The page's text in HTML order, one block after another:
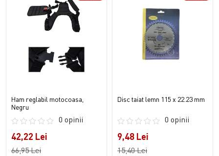
Ham reglabil motocoasa,
Negru
0 opinii
42,22 Lei
66,95 Lei
Disc taiat lemn 115 x 22.23 mm
0 opinii
9,48 Lei
15,40 Lei